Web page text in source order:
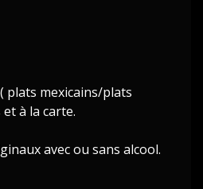
plats mexicains/plats
à la carte.
avec ou sans alcool.